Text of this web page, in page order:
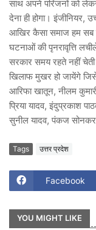
साथ अपने परिजनों को
देना ही होगा। इंजीनियर,
आखिर कैसा समाज हम सब
घटनाओं की पृनरावृत्ति
सरकार समय रहते नहीं
खिलाफ मुखर हो जायेंगे
आरिफा खातून, नीलम
प्रिया यादव, इंदुप्रकाश
सुनील यादव, पंकज
Tags उत्तर प्रदेश
Facebook
YOU MIGHT LIKE